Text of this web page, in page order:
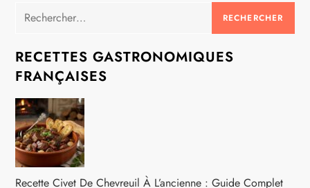
Rechercher :
RECETTES GASTRONOMIQUES
FRANÇAISES
Recette Civet De Chevreuil À L’ancienne : Guide Complet